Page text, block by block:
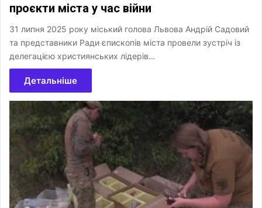
проєкти міста у час війни
31 липня 2025 року міський голова Львова Андрій Садовий
та представники Ради єпископів міста провели зустріч із
делегацією християнських лідерів…
Детальніше